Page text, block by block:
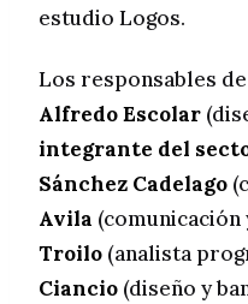
estudio Logos.
Los responsables
Alfredo Escolar
integrante del
Sánchez Cadelago
Avila (comunicación
Troilo (analista
Ciancio (diseño y